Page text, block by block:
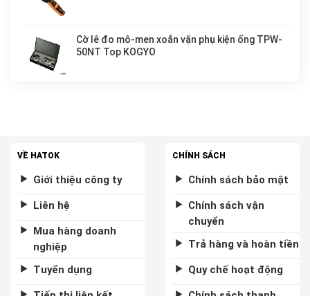
Cờ lê đo mô-men xoắn vặn phụ kiện ống TPW-
50NT Top KOGYO
VỀ HATOK
Giới thiệu công ty
Liên hệ
Mua hàng doanh
nghiệp
Tuyển dụng
CHÍNH SÁCH
Chính sách bảo mật
Chính sách vận
chuyển
Trả hàng và hoàn tiền
Quy chế hoạt động